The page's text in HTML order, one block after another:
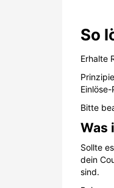
So
Erhalte
Bitte
Was
Sollte
dein
sind.